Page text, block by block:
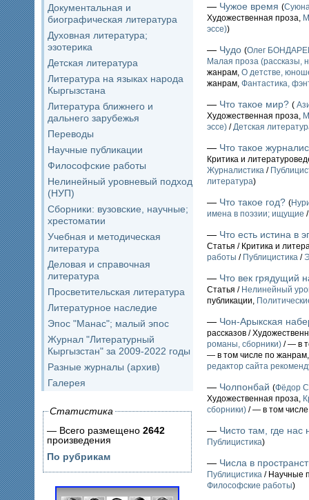
Документальная и
биографическая литература
Духовная литература;
эзотерика
Детская литература
Литература на языках народа
Кыргызстана
Литература ближнего и
дальнего зарубежья
Переводы
Научные публикации
Философские работы
Нелинейный уровневый подход
(НУП)
Сборники: вузовские, научные;
хрестоматии
Учебная и методическая
литература
Деловая и справочная
литература
Просветительская литература
Литературное наследие
Эпос "Манас"; малый эпос
Журнал "Литературный
Кыргызстан" за 2009-2022 годы
Разные журналы (архив)
Галерея
Статистика
— Всего размещено 2642
произведения
По рубрикам
— Чужое время (
Художественная проза,
эссе))
— Чудо (Олег
Малая проза (рассказы,
жанрам, О детстве,
жанрам, Фантастика,
— Что такое мир? (
Художественная проза,
эссе) /Детская
— Что такое
Критика и
Журналистика /
литература)
— Что такое год? (
имена в поэзии; ищущие
— Что есть истина в
Статья / Критика и
работы / Публицистика /
— Что век грядущий
Статья / Нелинейный
публикации,
— Чон-Арыкская
рассказов /
романы, сборники) / — в
— в том числе по
редактор сайта
— Чолпонбай (Фёдор
Художественная проза,
сборники) / — в том
— Чисто там, где нас
Публицистика)
— Числа в
Публицистика / Научные
Философские работы)